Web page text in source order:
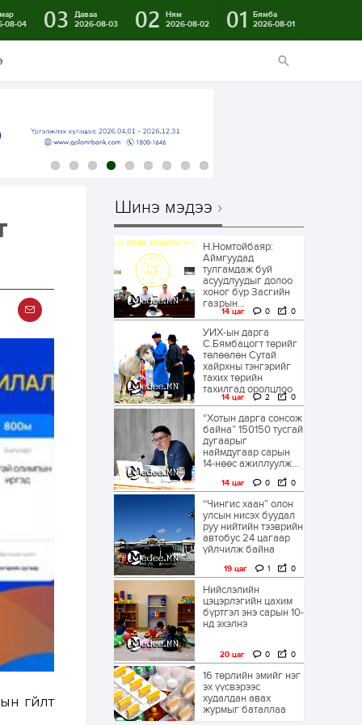
08-04
03
Даваа
2026-08-03
02
Ням
2026-08-02
01
Бямба
2026-08-01
гүйлт
Шинэ мэдээ
Н.Номтойбаяр:
Аймгуудад
тулгамдаж буй
асуудлуудыг долоо
хоног бүр Засгийн
газрын...
14 цаг 0 0
УИХ-ын дарга
С.Бямбацогт төрийг
төлөөлөн Сутай
хайрхны тэнгэрийг
тахих төрийн
тахилгад оролцлоо
14 цаг 2 0
“Хотын дарга сонсож
байна” 150150 тусгай
дугаарыг
наймдугаар сарын
14-нөөс ажиллуулж...
14 цаг 0 0
“Чингис хаан” олон
улсын нисэх буудал
руу нийтийн тээврийн
автобус 24 цагаар
үйлчилж байна
19 цаг 1 0
Нийслэлийн
цэцэрлэгийн цахим
бүртгэл энэ сарын 10-
нд эхэлнэ
20 цаг 0 0
16 төрлийн эмийг нэг
эх үүсвэрээс
худалдан авах
журмыг баталлаа